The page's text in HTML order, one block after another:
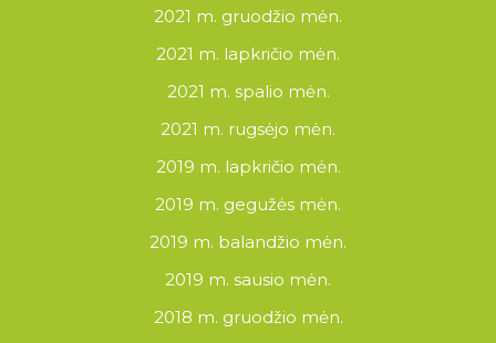
2021 m. gruodžio mėn.
2021 m. lapkričio mėn.
2021 m. spalio mėn.
2021 m. rugsėjo mėn.
2019 m. lapkričio mėn.
2019 m. gegužės mėn.
2019 m. balandžio mėn.
2019 m. sausio mėn.
2018 m. gruodžio mėn.